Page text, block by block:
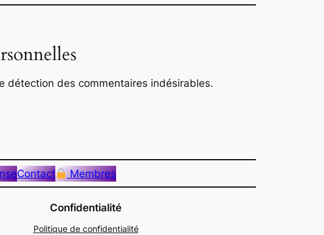
détection des commentaires indésirables.
Contact Membres
Confidentialité
Politique de confidentialité